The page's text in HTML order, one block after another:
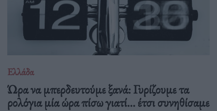
Ελλάδα
Ώρα να μπερδευτούμε ξανά: Γυρίζουμε τα
ρολόγια μία ώρα πίσω γιατί… έτσι συνηθίσαμε